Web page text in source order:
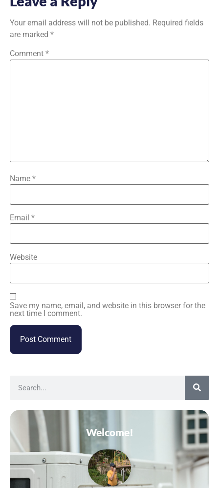
Your email address will not be published. Required fields
are marked *
Comment *
Name *
Email *
Website
Save my name, email, and website in this browser for the
next time I comment.
Welcome!